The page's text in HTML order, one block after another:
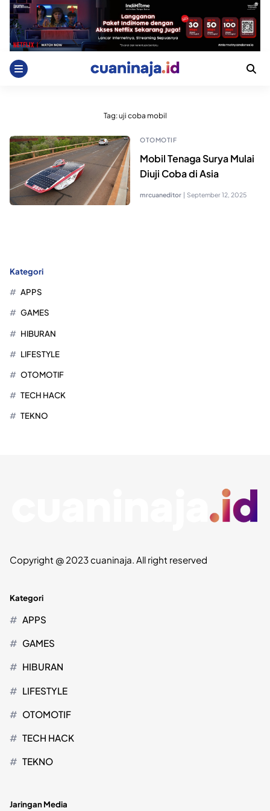
Skip
content
Tag:uji coba mobil
OTOMOTIF
Mobil Tenaga Surya Mulai
Diuji Coba di Asia
mrcuaneditor | September 12, 2025
Kategori
APPS
GAMES
HIBURAN
LIFESTYLE
OTOMOTIF
TECH HACK
TEKNO
Copyright @ 2023 cuaninaja. All right reserved
Kategori
APPS
GAMES
HIBURAN
LIFESTYLE
OTOMOTIF
TECH HACK
TEKNO
Jaringan Media